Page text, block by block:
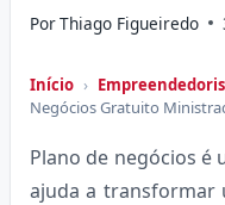
PorThiago Figueiredo
Início ›
Negócios Gratuito
Plano de negócios
ajuda a transformar